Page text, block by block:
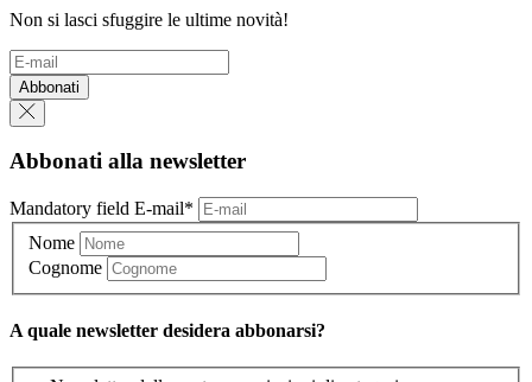
Non si lasci sfuggire le ultime novità!
Abbonati
Abbonati alla newsletter
Mandatory field E-mail*
Nome
Cognome
A quale newsletter desidera abbonarsi?